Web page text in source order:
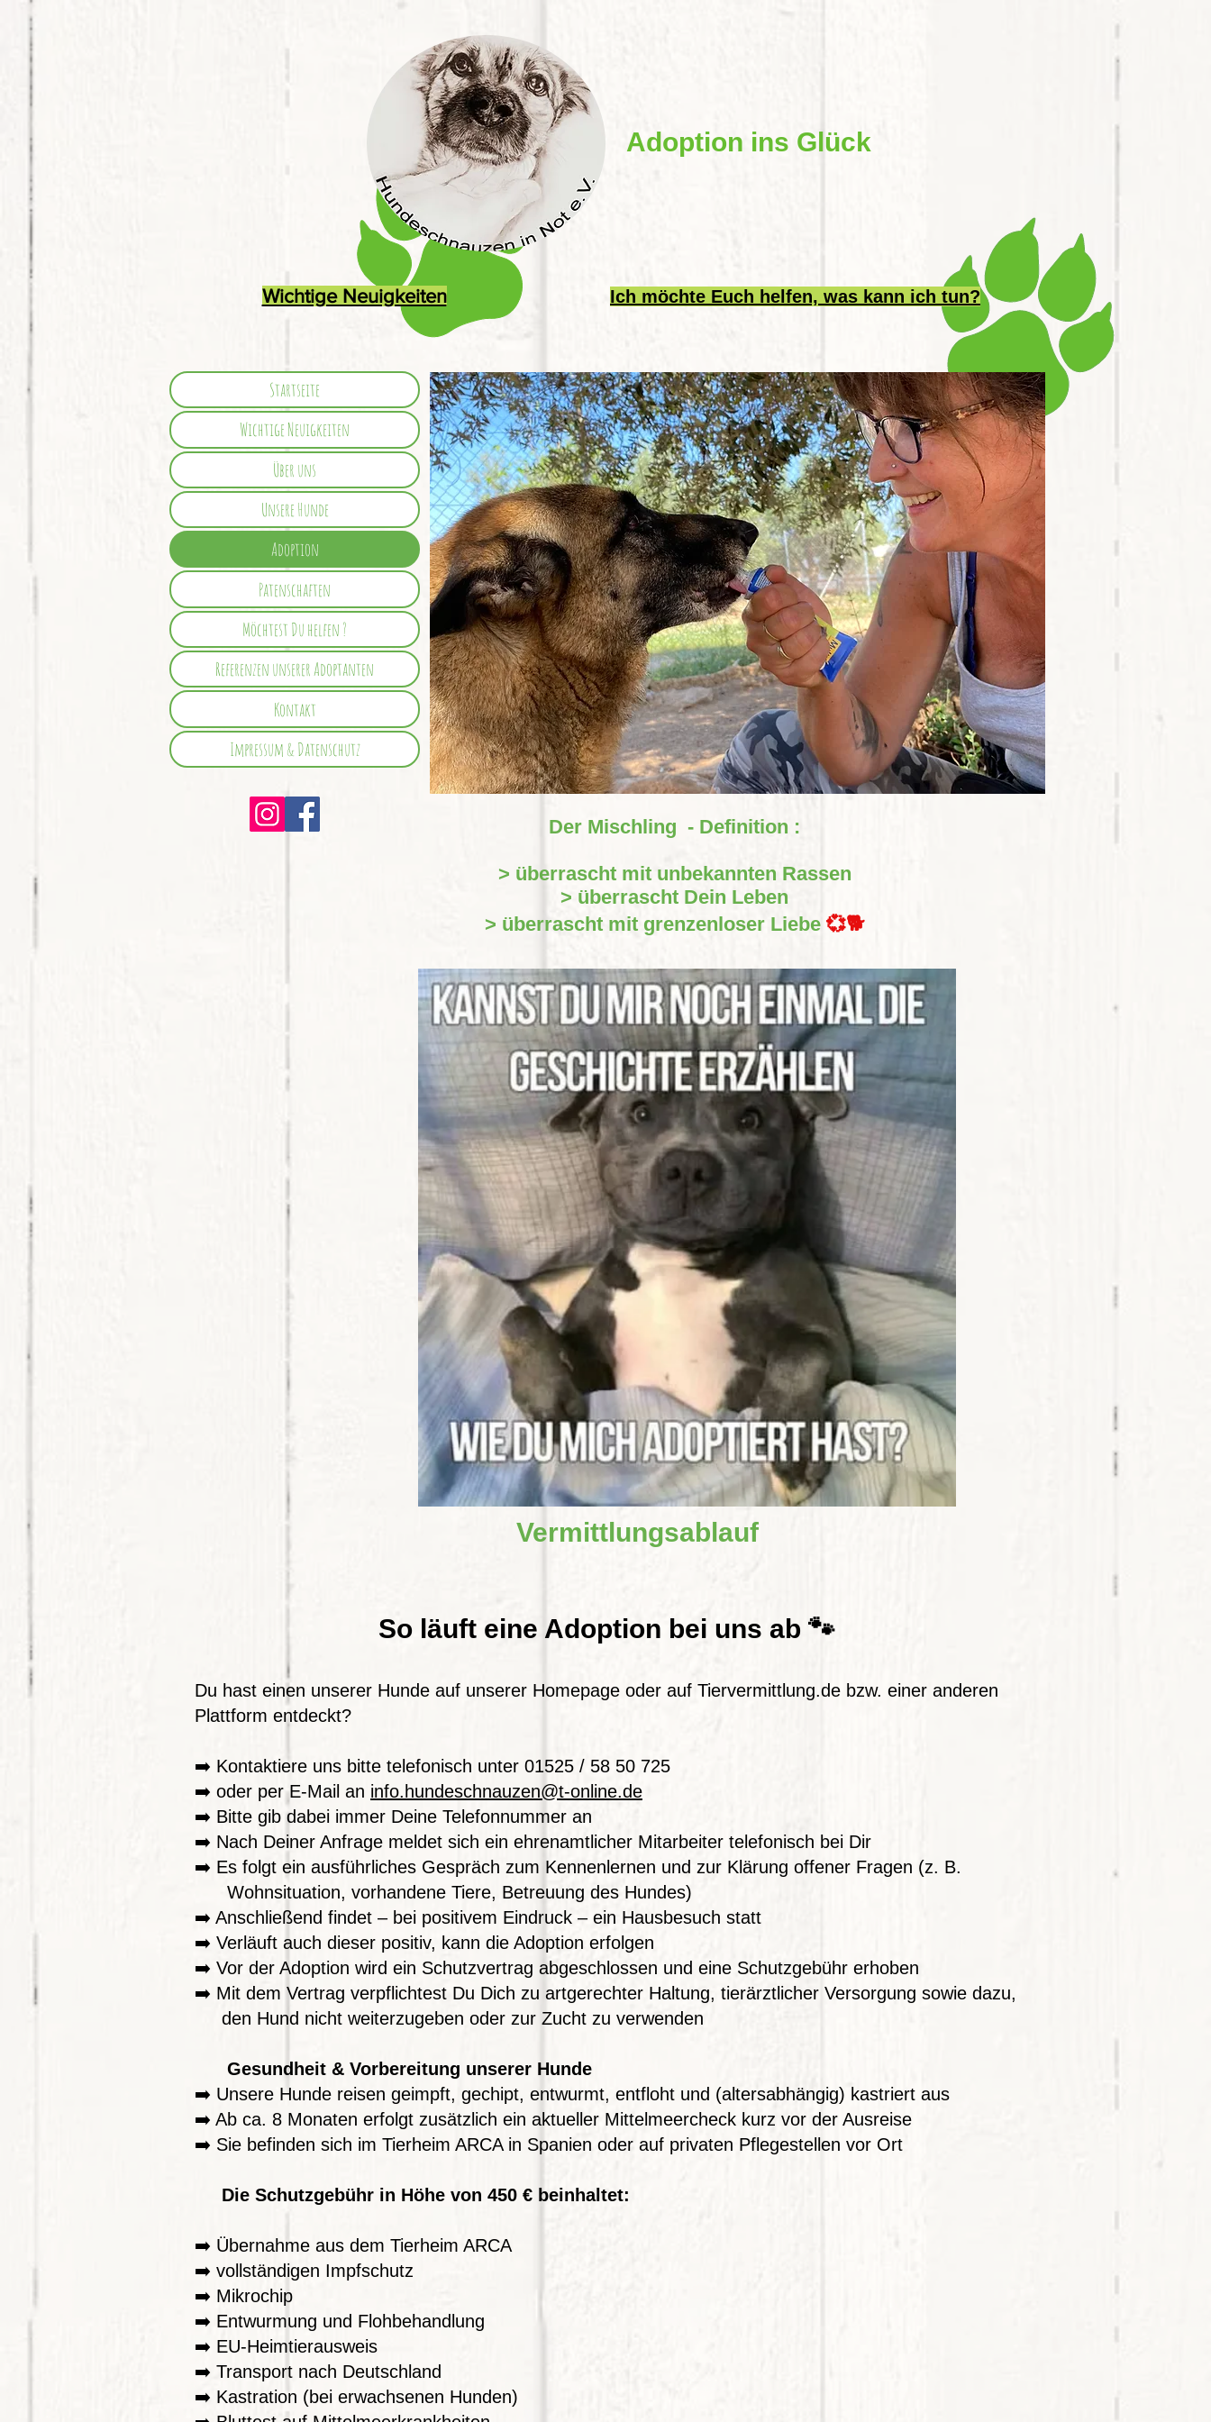
Adoption ins Glück
Wichtige Neuigkeiten Ich möchte Euch helfen, was kann ich tun?
Startseite
Wichtige Neuigkeiten
Über uns
Unsere Hunde
Adoption
Patenschaften
Möchtest Du helfen ?
Referenzen unserer Adoptanten
Kontakt
Impressum & Datenschutz
Der Mischling - Definition :
> überrascht mit unbekannten Rassen
> überrascht Dein Leben
> überrascht mit grenzenloser Liebe💞🐕
Vermittlungsablauf
So läuft eine Adoption bei uns ab 🐾
Du hast einen unserer Hunde auf unserer Homepage oder auf Tiervermittlung.de bzw. einer anderen
Plattform entdeckt?
➡️ Kontaktiere uns bitte telefonisch unter 01525 / 58 50 725
➡️ oder per E-Mail an info.hundeschnauzen@t-online.de
➡️ Bitte gib dabei immer Deine Telefonnummer an
➡️ Nach Deiner Anfrage meldet sich ein ehrenamtlicher Mitarbeiter telefonisch bei Dir
➡️ Es folgt ein ausführliches Gespräch zum Kennenlernen und zur Klärung offener Fragen (z. B.
Wohnsituation, vorhandene Tiere, Betreuung des Hundes)
➡️ Anschließend findet – bei positivem Eindruck – ein Hausbesuch statt
➡️ Verläuft auch dieser positiv, kann die Adoption erfolgen
➡️ Vor der Adoption wird ein Schutzvertrag abgeschlossen und eine Schutzgebühr erhoben
➡️ Mit dem Vertrag verpflichtest Du Dich zu artgerechter Haltung, tierärztlicher Versorgung sowie dazu,
den Hund nicht weiterzugeben oder zur Zucht zu verwenden
Gesundheit & Vorbereitung unserer Hunde
➡️ Unsere Hunde reisen geimpft, gechipt, entwurmt, entfloht und (altersabhängig) kastriert aus
➡️ Ab ca. 8 Monaten erfolgt zusätzlich ein aktueller Mittelmeercheck kurz vor der Ausreise
➡️ Sie befinden sich im Tierheim ARCA in Spanien oder auf privaten Pflegestellen vor Ort
Die Schutzgebühr in Höhe von 450 € beinhaltet:
➡️ Übernahme aus dem Tierheim ARCA
➡️ vollständigen Impfschutz
➡️ Mikrochip
➡️ Entwurmung und Flohbehandlung
➡️ EU-Heimtierausweis
➡️ Transport nach Deutschland
➡️ Kastration (bei erwachsenen Hunden)